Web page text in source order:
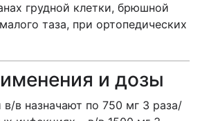
грудной клетки, брюшной
таза, при ортопедических
и дозы
в назначают по 750 мг 3 раза/